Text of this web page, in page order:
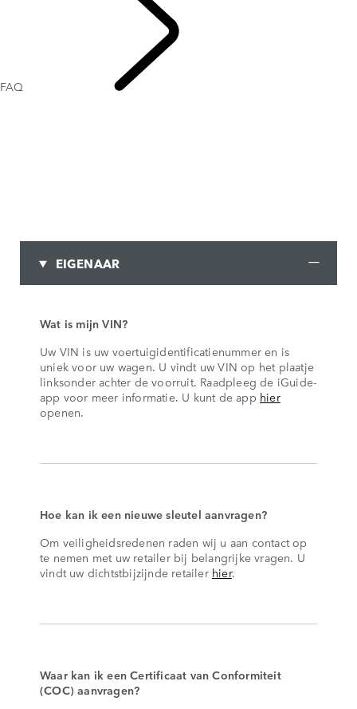
FAQ
EIGENAAR
Wat is mijn VIN?
Uw VIN is uw voertuigidentificatienummer en is
uniek voor uw wagen. U vindt uw VIN op het plaatje
linksonder achter de voorruit. Raadpleeg de iGuide-
app voor meer informatie. U kunt de app hier
openen.
Hoe kan ik een nieuwe sleutel aanvragen?
Om veiligheidsredenen raden wij u aan contact op
te nemen met uw retailer bij belangrijke vragen. U
vindt uw dichtstbijzijnde retailer hier.
Waar kan ik een Certificaat van Conformiteit
(COC) aanvragen?